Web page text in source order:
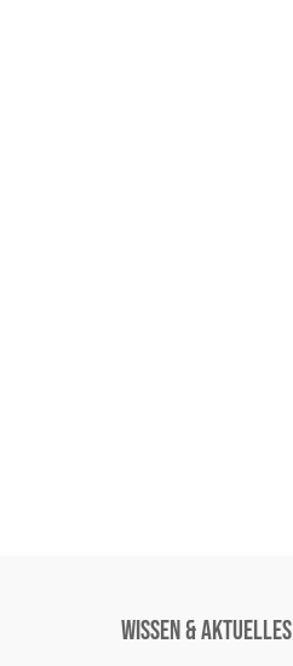
Wissen & Aktuelles